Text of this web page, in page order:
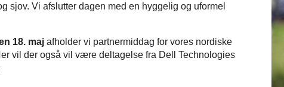
sjov. Vi afslutter dagen med en hyggelig og uformel
18. majafholder vi partnermiddag for vores nordiske
vil der også vil være deltagelse fra Dell Technologies